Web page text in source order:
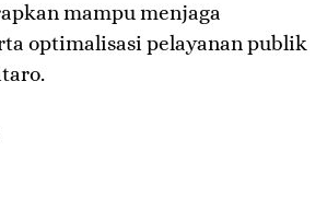
mampu menjaga
optimalisasi pelayanan publik